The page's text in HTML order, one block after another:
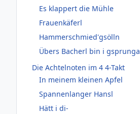
Es klappert die Mühle
Frauenkäferl
Hammerschmied'gsölln
Übers Bacherl bin i gsprunga
Die Achtelnoten im 4 4-Takt
In meinem kleinen Apfel
Spannenlanger Hansl
Hätt i di-